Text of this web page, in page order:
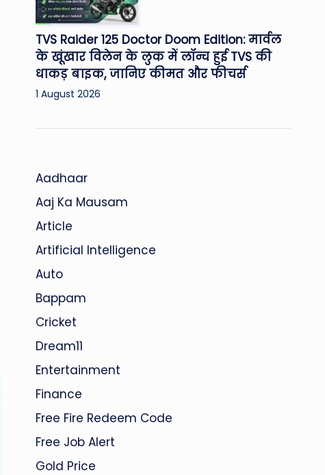
TVS Raider 125 Doctor Doom Edition: मार्वल
के खूंखार विलेन के लुक में लॉन्च हुई TVS की
धाकड़ बाइक, जानिए कीमत और फीचर्स
1 August 2026
Aadhaar
Aaj Ka Mausam
Article
Artificial Intelligence
Auto
Bappam
Cricket
Dream11
Entertainment
Finance
Free Fire Redeem Code
Free Job Alert
Gold Price